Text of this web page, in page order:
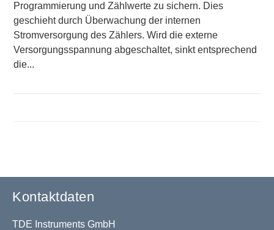
Programmierung und Zählwerte zu sichern. Dies
geschieht durch Überwachung der internen
Stromversorgung des Zählers. Wird die externe
Versorgungsspannung abgeschaltet, sinkt entsprechend
die...
Kontaktdaten
TDE Instruments GmbH